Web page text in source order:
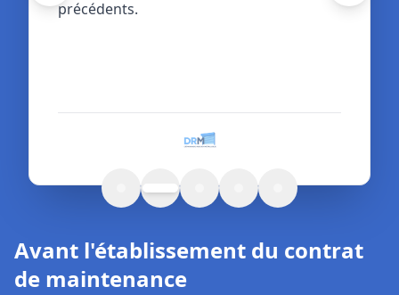
précédents.
Avant l'établissement du contrat
de maintenance